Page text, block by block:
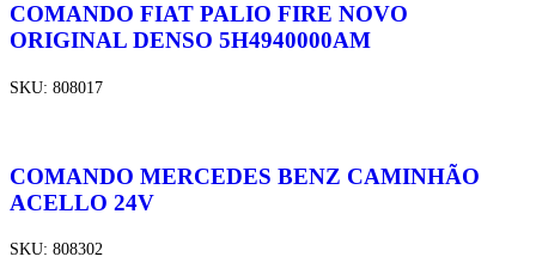
COMANDO FIAT PALIO FIRE NOVO
ORIGINAL DENSO 5H4940000AM
SKU: 808017
COMANDO MERCEDES BENZ CAMINHÃO
ACELLO 24V
SKU: 808302